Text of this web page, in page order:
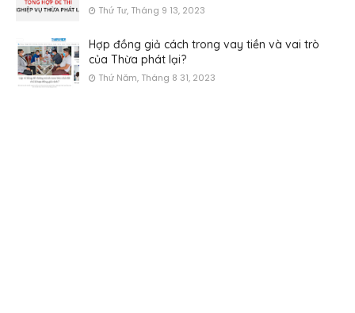
Thứ Tư, Tháng 9 13, 2023
Hợp đồng giả cách trong vay tiền và vai trò
của Thừa phát lại?
Thứ Năm, Tháng 8 31, 2023